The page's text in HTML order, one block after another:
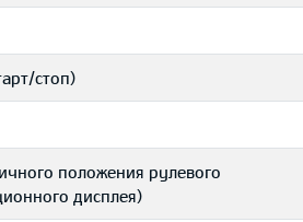
стоп)
положения рулевого
дисплея)